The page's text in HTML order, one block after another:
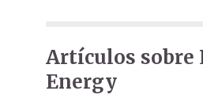
Artículos
Energy